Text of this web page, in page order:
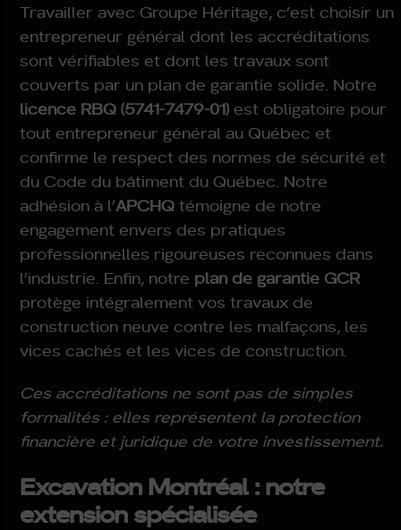
Travailler avec Groupe Héritage, c’est choisir un
entrepreneur général dont les accréditations
sont vérifiables et dont les travaux sont
couverts par un plan de garantie solide. Notre
licence RBQ (5741-7479-01) est obligatoire pour
tout entrepreneur général au Québec et
confirme le respect des normes de sécurité et
du Code du bâtiment du Québec. Notre
adhésion à l’APCHQ témoigne de notre
engagement envers des pratiques
professionnelles rigoureuses reconnues dans
l’industrie. Enfin, notre plan de garantie GCR
protège intégralement vos travaux de
construction neuve contre les malfaçons, les
vices cachés et les vices de construction.
Ces accréditations ne sont pas de simples
formalités : elles représentent la protection
financière et juridique de votre investissement.
Excavation Montréal : notre
extension spécialisée